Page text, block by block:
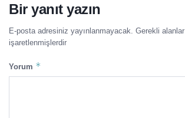
Bir yanıt yazın
E-posta adresiniz yayınlanmayacak. Gerekli alanlar
işaretlenmişlerdir
Yorum *